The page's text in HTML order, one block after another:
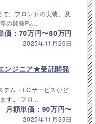
、フロントの実装、及
の開発PJ...
価：70万円〜80万円
2025年11月26日
ンジニア★受託開発
テム・ECサービスなど
す。 フロ...
月額単価：90万円〜
2025年11月23日